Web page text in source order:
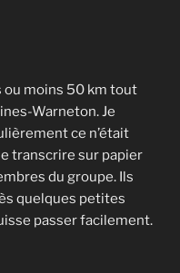
ou moins 50 km tout
Warneton. Je
ce n’était
transcrire sur papier
du groupe. Ils
quelques petites
passer facilement.